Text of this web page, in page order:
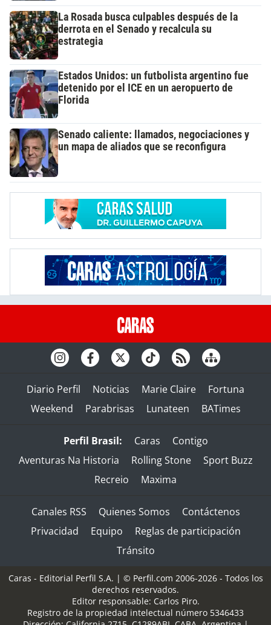
La Rosada busca culpables después de la
derrota en el Senado y recalcula su
estrategia
Estados Unidos: un futbolista argentino fue
detenido por el ICE en un aeropuerto de
Florida
Senado caliente: llamados, negociaciones y
un mapa de aliados que se reconfigura
Diario Perfil Noticias Marie Claire
Fortuna
Weekend
Parabrisas Lunateen BATimes
Perfil Brasil: Caras
Contigo
Aventuras Na Historia
Rolling Stone
Sport Buzz
Recreio
Maxima
Canales RSS Quienes Somos
Contáctenos
Privacidad
Equipo
Reglas de participación
Tránsito
Caras - Editorial Perfil S.A. | © Perfil.com 2006-2026 - Todos los
derechos reservados.
Editor responsable: Carlos Piro.
Registro de la propiedad intelectual número 5346433